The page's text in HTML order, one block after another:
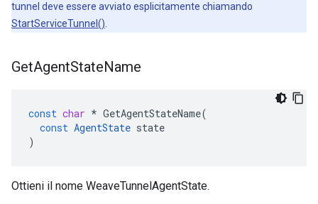
tunnel deve essere avviato esplicitamente chiamando
StartServiceTunnel()
GetAgentStateName
const char * GetAgentStateName(
const AgentState state
)
Ottieni il nome WeaveTunnelAgentState.